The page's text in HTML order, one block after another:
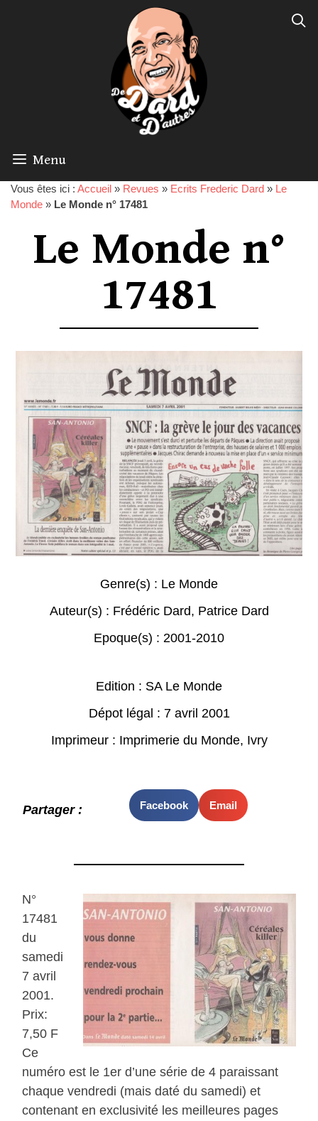
Menu
Vous êtes ici : Accueil » Revues » Ecrits Frederic Dard » Le
Monde » Le Monde n° 17481
Le Monde n°
17481
Genre(s) : Le Monde
Auteur(s) : Frédéric Dard, Patrice Dard
Epoque(s) : 2001-2010
Edition : SA Le Monde
Dépot légal : 7 avril 2001
Imprimeur : Imprimerie du Monde, Ivry
Partager : Facebook Email
N°
17481
du
samedi
7 avril
2001.
Prix:
7,50 F
Ce
numéro est le 1er d’une série de 4 paraissant
chaque vendredi (mais daté du samedi) et
contenant en exclusivité les meilleures pages